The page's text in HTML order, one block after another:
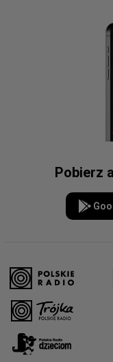
Pobierz